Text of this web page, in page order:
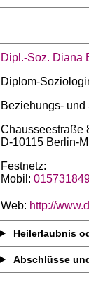
Dipl.-Soz. Diana
Diplom-
Beziehungs-
Chausseestraße
D-10115 Berlin-
Festnetz:
Mobil:
Web: http://
Heilerlaubnis
Abschlüsse